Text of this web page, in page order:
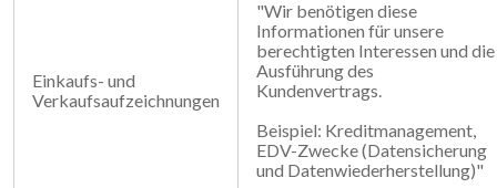
Einkaufs- und
Verkaufsaufzeichnungen
"Wir benötigen diese
Informationen für unsere
berechtigten Interessen und die
Ausführung des
Kundenvertrags.
Beispiel: Kreditmanagement,
EDV-Zwecke (Datensicherung
und Datenwiederherstellung)"